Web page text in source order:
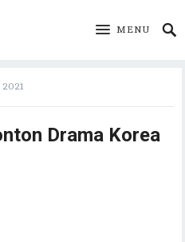
MENU
2021
Drama Korea